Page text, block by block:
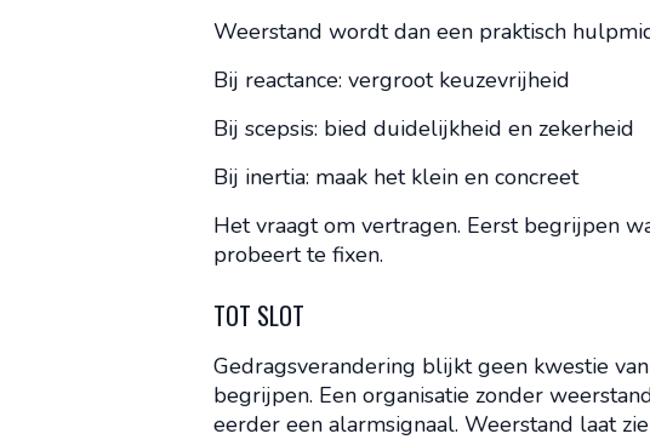
Weerstand wordt dan een praktisch
Bij reactance: vergroot keuzevrijheid
Bij scepsis: bied duidelijkheid en zekerheid
Bij inertia: maak het klein en concreet
Het vraagt om vertragen. Eerst begrijpen
probeert te fixen.
TOT SLOT
Gedragsverandering blijkt geen kwestie
begrijpen. Een organisatie zonder
eerder een alarmsignaal. Weerstand laat